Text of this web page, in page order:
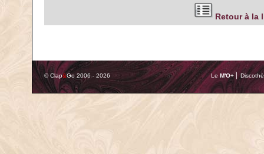
Retour à la
© Clap&Go 2006 - 2026 Le M'O+ ⎢